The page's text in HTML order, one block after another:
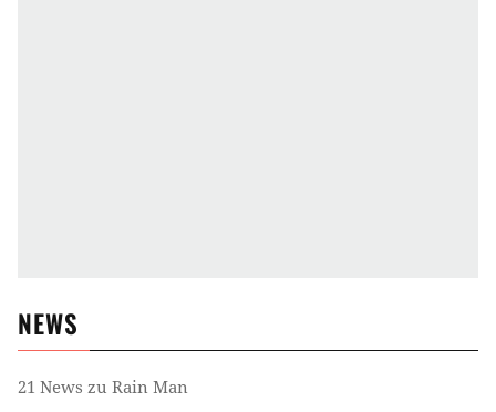
NEWS
21 News zu Rain Man